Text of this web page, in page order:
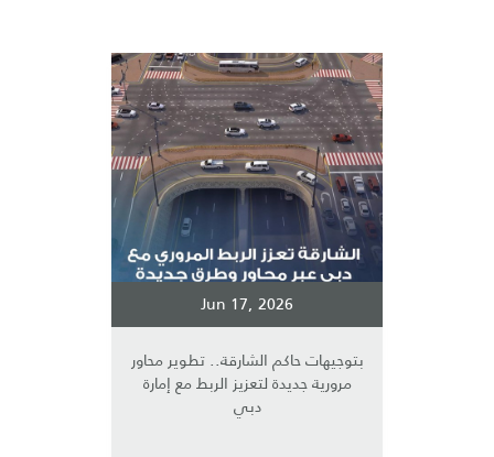
Jun 17, 2026
بتوجيهات حاكم الشارقة.. تطوير محاور
مرورية جديدة لتعزيز الربط مع إمارة
دبي